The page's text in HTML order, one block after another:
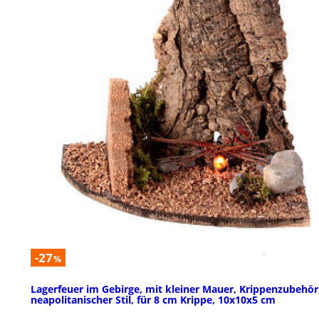
-27%
Lagerfeuer im Gebirge, mit kleiner Mauer,
neapolitanischer Stil, für 8 cm Krippe, 10x10x5 cm